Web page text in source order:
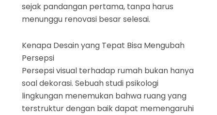
sejak pandangan pertama, tanpa harus
menunggu renovasi besar selesai.
Kenapa Desain yang Tepat Bisa Mengubah
Persepsi
Persepsi visual terhadap rumah bukan hanya
soal dekorasi. Sebuah studi psikologi
lingkungan menemukan bahwa ruang yang
terstruktur dengan baik dapat memengaruhi